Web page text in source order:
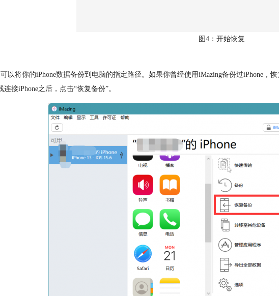
图4：开始恢复
将你的iPhone数据备份到电脑的指定路径。如果你曾经使用iMazing备份过iPhone，
接iPhone之后，点击“恢复备份”。